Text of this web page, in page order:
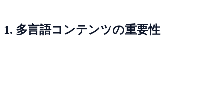
1. 多言語コンテンツの重要性